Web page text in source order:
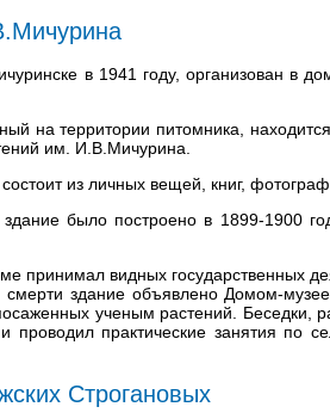
в 1941 году, организован в
на территории питомника,
им. И.В.Мичурина.
из личных вещей, книг,
здание было построено в 1899-1900
принимал видных государственных
смерти здание объявлено Домом-
ученым растений. Беседки,
проводил практические занятия по
Строгановых